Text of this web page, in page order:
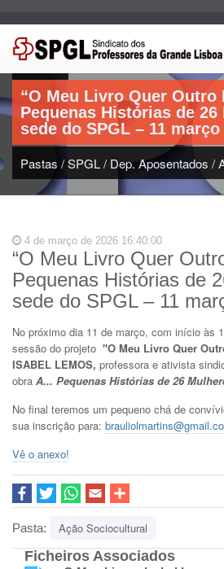
Artigo:
“O Meu Livro Quer
Pequenas Histórias de 26
sede do SPGL – 11 março
Pastas /SPGL/ Dep. Aposentados /
4 de março de 2026 16:40:00
“O Meu Livro Quer
Pequenas Histórias de
sede do SPGL – 11
No próximo dia 11 de março, com início às
sessão do projeto "O Meu Livro Quer
ISABEL LEMOS, professora e ativista
obra A... Pequenas Histórias de 26
No final teremos um pequeno chá de
sua inscrição para:
Vê o anexo!
Pasta: Ação Sociocultural
Ficheiros Associados